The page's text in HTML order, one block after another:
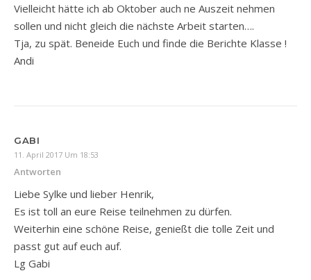
Vielleicht hätte ich ab Oktober auch ne Auszeit nehmen
sollen und nicht gleich die nächste Arbeit starten….
Tja, zu spät. Beneide Euch und finde die Berichte Klasse !
Andi
GABI
11. April 2017 Um 18:53
Antworten
Liebe Sylke und lieber Henrik,
Es ist toll an eure Reise teilnehmen zu dürfen.
Weiterhin eine schöne Reise, genießt die tolle Zeit und
passt gut auf euch auf.
Lg Gabi